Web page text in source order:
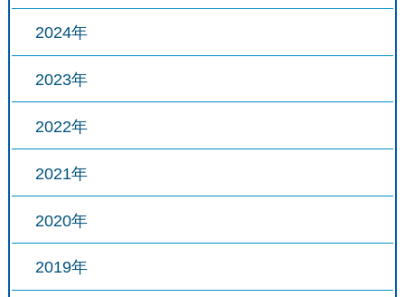
2024年
2023年
2022年
2021年
2020年
2019年